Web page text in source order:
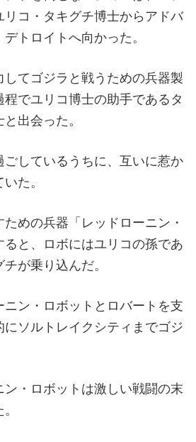
リコ・タキグチ博士からアドバ
トロイトへ向かった。
してゴジラと戦うための兵器製
でユリコ博士の助手であるタ
出会った。
ごしているうちに、互いに惹か
た。
めの兵器「レッドローニン・
ると、ロボにはユリコの孫であ
が乗り込んだ。
ニン・ロボットとロバートを支
ソルトレイクシティまでゴジ
ン・ロボットは激しい戦闘の末